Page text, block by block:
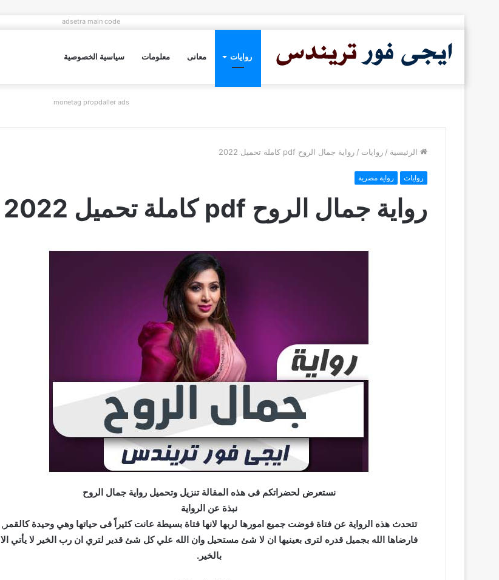
adsetra main code
روايات معانى معلومات سياسية الخصوصية
monetag propdaller ads
الرئيسية / روايات / رواية جمال الروح pdf كاملة تحميل 2022
روايات رواية مصرية
رواية جمال الروح pdf كاملة تحميل 2022
نستعرض لحضراتكم فى هذه المقالة تنزيل وتحميل رواية جمال الروح
نبذة عن الرواية
تتحدث هذه الرواية عن فتاة فوضت جميع امورها لربها لانها فتاة بسيطة عانت كثيراً فى حياتها وهي وحيدة كالقمر,
فارضاها الله بجميل قدره لترى بعينيها ان لا شئ مستحيل وان الله علي كل شئ قدير لتري ان رب الخير لا يأتي الا
بالخير.